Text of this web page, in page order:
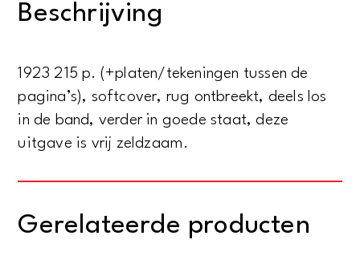
Beschrijving
1923 215 p. (+platen/tekeningen tussen de
pagina’s), softcover, rug ontbreekt, deels los
in de band, verder in goede staat, deze
uitgave is vrij zeldzaam.
Gerelateerde producten